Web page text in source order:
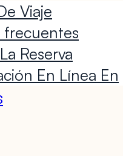
Viaje
frecuentes
Reserva
En Línea En